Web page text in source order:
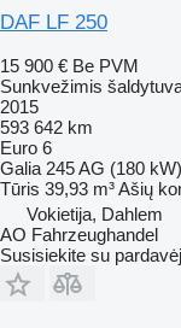
DAF LF 250
15 900 € Be PVM
Sunkvežimis
2015
593 642 km
Euro 6
Galia 245 AG (180 kW)
Tūris 39,93 m³Ašių
Vokietija, Dahlem
AO Fahrzeughandel
Susisiekite su